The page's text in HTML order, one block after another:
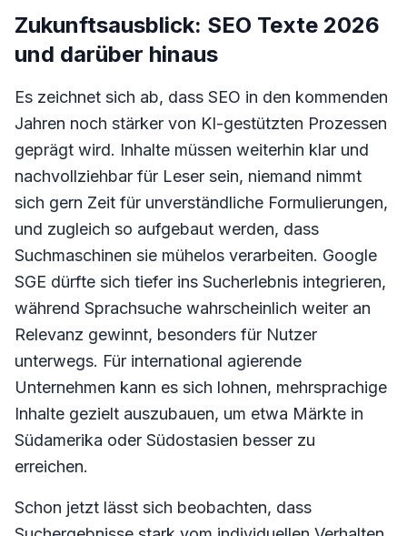
Zukunftsausblick: SEO Texte 2026
und darüber hinaus
Es zeichnet sich ab, dass SEO in den kommenden
Jahren noch stärker von KI-gestützten Prozessen
geprägt wird. Inhalte müssen weiterhin klar und
nachvollziehbar für Leser sein, niemand nimmt
sich gern Zeit für unverständliche Formulierungen,
und zugleich so aufgebaut werden, dass
Suchmaschinen sie mühelos verarbeiten. Google
SGE dürfte sich tiefer ins Sucherlebnis integrieren,
während Sprachsuche wahrscheinlich weiter an
Relevanz gewinnt, besonders für Nutzer
unterwegs. Für international agierende
Unternehmen kann es sich lohnen, mehrsprachige
Inhalte gezielt auszubauen, um etwa Märkte in
Südamerika oder Südostasien besser zu
erreichen.
Schon jetzt lässt sich beobachten, dass